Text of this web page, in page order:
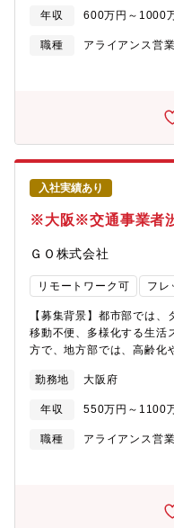
仮説立て企画立案とPOC
期的な改善策の実行ステー
ベンダー」(3) 社内からの
サービスの可視化社内から
社内ディレクション上記一
行(4) 上記内容にご賛同・
指す世界観・状態に共感い
パートナー様がSmartHR関
【魅力ポイント】・社内外
意形成を図る必要がある機
調整力やプロジェクトマネ
だ浸透していない概念・職
ス向上の伸びしろがありま
あり、責任と裁量を持って
ナー企業とともに双方の事
できます。ユーザー、パ
できる機会が多く、大きな
じめとする専門パートナー
ステムベンダー、勤怠シス
経営層からのフィードバッ
能■今後20年を見据えたデ
げる経験【募集背景】日本
が増えています。ホワイ
に突入しています。エムス
市場のリーディングカンパ
クトスタンダートとして注
躍へと牽引していただける
ワイト・ジャック・グルー
は、これまでの疾患の治療
り川上からエムスリーのミ
の事業部では、グループ各
い真の健康経営を実現する
しいサービスや事業を生み
ョン】■重点領域である「
ーのプレゼンス・提供価値
の中に広め、健康に関わ
年収 600万円～1000
職種
アライアンス営業
入社実績あり
※大阪※交通事業者
ＧＯ株式会社
リモートワーク可 フレ
【募集背景】都市部では
移動不便、多様化する生活
方で、地方部では、高齢化
複雑な課題に対して、タク
ノロジーの力をかけあわせ
展開しています。本ポジシ
を中心にタクシー事業者と
創していただきます。日本
車アプリは、全国のタクシ
り、日々多くの現場の声を
勤務地 大阪府
年収 550万円～1100
職種
アライアンス営業